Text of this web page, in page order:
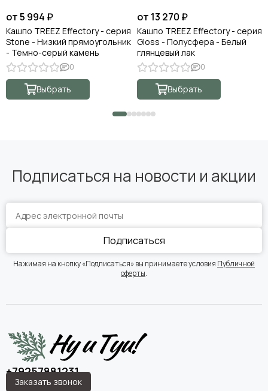
от 5 994 ₽
Кашпо TREEZ Effectory - серия
Stone - Низкий прямоугольник
- Тёмно-серый камень
0
Выбрать
от 13 270 ₽
Кашпо TREEZ Effectory - серия
Gloss - Полусфера - Белый
глянцевый лак
0
Выбрать
Подписаться на новости и акции
Подписаться
Нажимая на кнопку «Подписаться» вы принимаете условия Публичной
оферты.
+79257881231
Заказать звонок